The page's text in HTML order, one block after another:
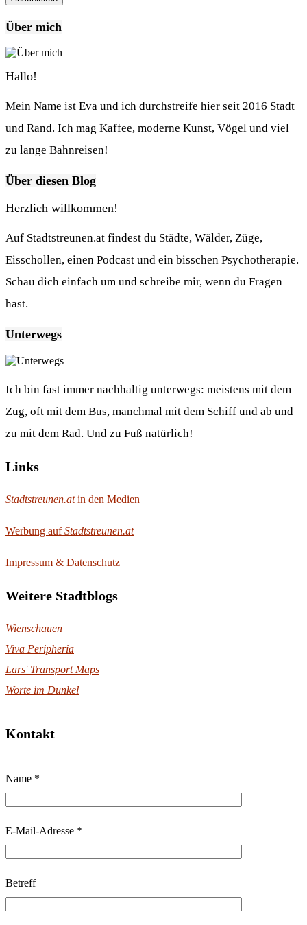
Über mich
Hallo!
Mein Name ist Eva und ich durchstreife hier seit 2016 Stadt
und Rand. Ich mag Kaffee, moderne Kunst, Vögel und viel
zu lange Bahnreisen!
Über diesen Blog
Herzlich willkommen!
Auf Stadtstreunen.at findest du Städte, Wälder, Züge,
Eisschollen, einen Podcast und ein bisschen Psychotherapie.
Schau dich einfach um und schreibe mir, wenn du Fragen
hast.
Unterwegs
Ich bin fast immer nachhaltig unterwegs: meistens mit dem
Zug, oft mit dem Bus, manchmal mit dem Schiff und ab und
zu mit dem Rad. Und zu Fuß natürlich!
Links
Stadtstreunen.atin den Medien
Werbung aufStadtstreunen.at
Impressum & Datenschutz
Weitere Stadtblogs
Wienschauen
Viva Peripheria
Lars' Transport Maps
Worte im Dunkel
Kontakt
t
t
e
a
s
Name *
E-Mail-Adresse *
Betreff